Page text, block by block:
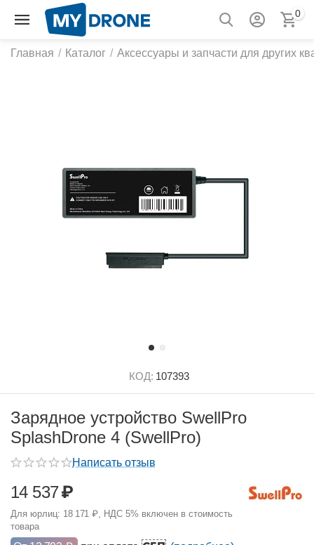
0
Главная / Каталог / Аксессуары и запчасти для других
КОД: 107393
Зарядное устройство SwellPro
SplashDrone 4 (SwellPro)
Написать отзыв
14 537₽
Для юрлиц: 18 171 ₽, НДС 5% включен в стоимость
товара